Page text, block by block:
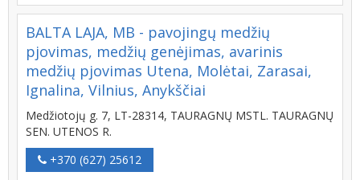
BALTA LAJA, MB - pavojingų medžių
pjovimas, medžių genėjimas, avarinis
medžių pjovimas Utena, Molėtai, Zarasai,
Ignalina, Vilnius, Anykščiai
Medžiotojų g. 7, LT-28314, TAURAGNŲ MSTL. TAURAGNŲ
SEN. UTENOS R.
+370 (627) 25612